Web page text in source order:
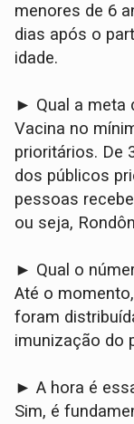
menores de 6
dias após o
idade.
► Qual a meta
Vacina no
prioritários. De
dos públicos
pessoas
ou seja,
► Qual o
Até o
foram
imunização do
► A hora é
Sim, é